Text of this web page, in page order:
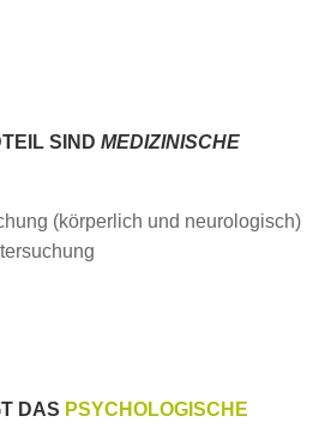
SIND MEDIZINISCHE
(körperlich und neurologisch)
DAS PSYCHOLOGISCHE